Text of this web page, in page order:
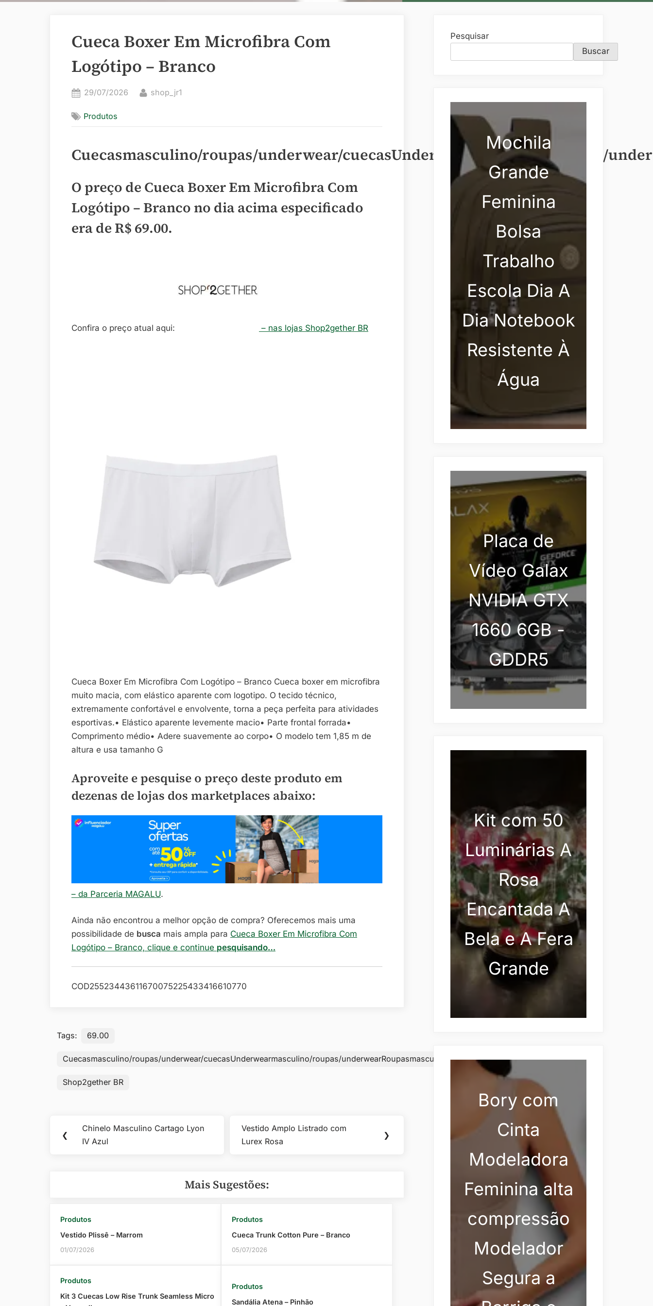
Cueca Boxer Em Microfibra Com
Logótipo – Branco
Posted
29/07/2026 By
shop_jr1
Produtos
Cuecasmasculino/roupas/underwear/cuecasUnderwearmasculino/roupas/
O preço de Cueca Boxer Em Microfibra Com
Logótipo – Branco no dia acima especificado
era de R$ 69.00.
Confira o preço atual aqui: – nas lojas Shop2gether BR
Cueca Boxer Em Microfibra Com Logótipo – Branco Cueca boxer em microfibra
muito macia, com elástico aparente com logotipo. O tecido técnico,
extremamente confortável e envolvente, torna a peça perfeita para atividades
esportivas.• Elástico aparente levemente macio• Parte frontal forrada•
Comprimento médio• Adere suavemente ao corpo• O modelo tem 1,85 m de
altura e usa tamanho G
Aproveite e pesquise o preço deste produto em
dezenas de lojas dos marketplaces abaixo:
– da Parceria MAGALU.
Ainda não encontrou a melhor opção de compra? Oferecemos mais uma
possibilidade de busca mais ampla para Cueca Boxer Em Microfibra Com
Logótipo – Branco, clique e continue pesquisando…
COD25523443611670075225433416610770
Tags: 69.00
Cuecasmasculino/roupas/underwear/cuecasUnderwearmasculino/roupas/underwearRoupasmasculino/roupasMasculinomasculino
Shop2gether BR
Navegação
de
❮
Previous
Post:
Chinelo Masculino Cartago Lyon
IV Azul
Next
Post:
Vestido Amplo Listrado com
Lurex Rosa
❯
Mais Sugestões:
Produtos
Vestido Plissê – Marrom
01/07/2026
Produtos
Cueca Trunk Cotton Pure – Branco
05/07/2026
Produtos
Kit 3 Cuecas Low Rise Trunk Seamless Micro
Produtos
Sandália Atena – Pinhão
Pesquisar
Buscar
Mochila
Grande
Feminina
Bolsa
Trabalho
Escola Dia A
Dia Notebook
Resistente À
Água
Placa de
Vídeo Galax
NVIDIA GTX
1660 6GB -
GDDR5
Kit com 50
Luminárias A
Rosa
Encantada A
Bela e A Fera
Grande
Bory com
Cinta
Modeladora
Feminina alta
compressão
Modelador
Segura a